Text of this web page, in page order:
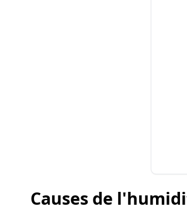
Causes de